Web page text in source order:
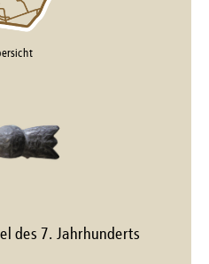
des 7. Jahrhunderts